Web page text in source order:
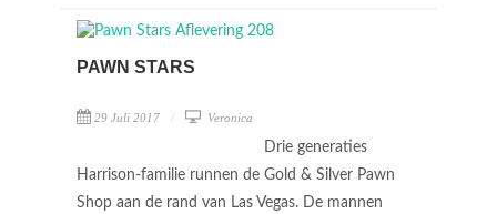
PAWN STARS
29 Juli 2017 Veronica
Drie generaties
Harrison-familie runnen de Gold & Silver Pawn
Shop aan de rand van Las Vegas. De mannen